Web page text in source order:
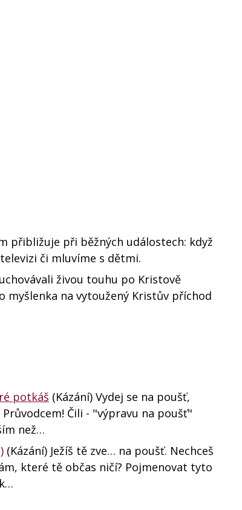
přibližuje při běžných událostech: když
či mluvíme s dětmi.
živou touhu po Kristově
myšlenka na vytoužený Kristův příchod
potkáš (Kázání) Vydej se na poušť,
Čili - "výpravu na poušť"
než…
(Kázání) Ježíš tě zve… na poušť. Nechceš
které tě občas ničí? Pojmenovat tyto